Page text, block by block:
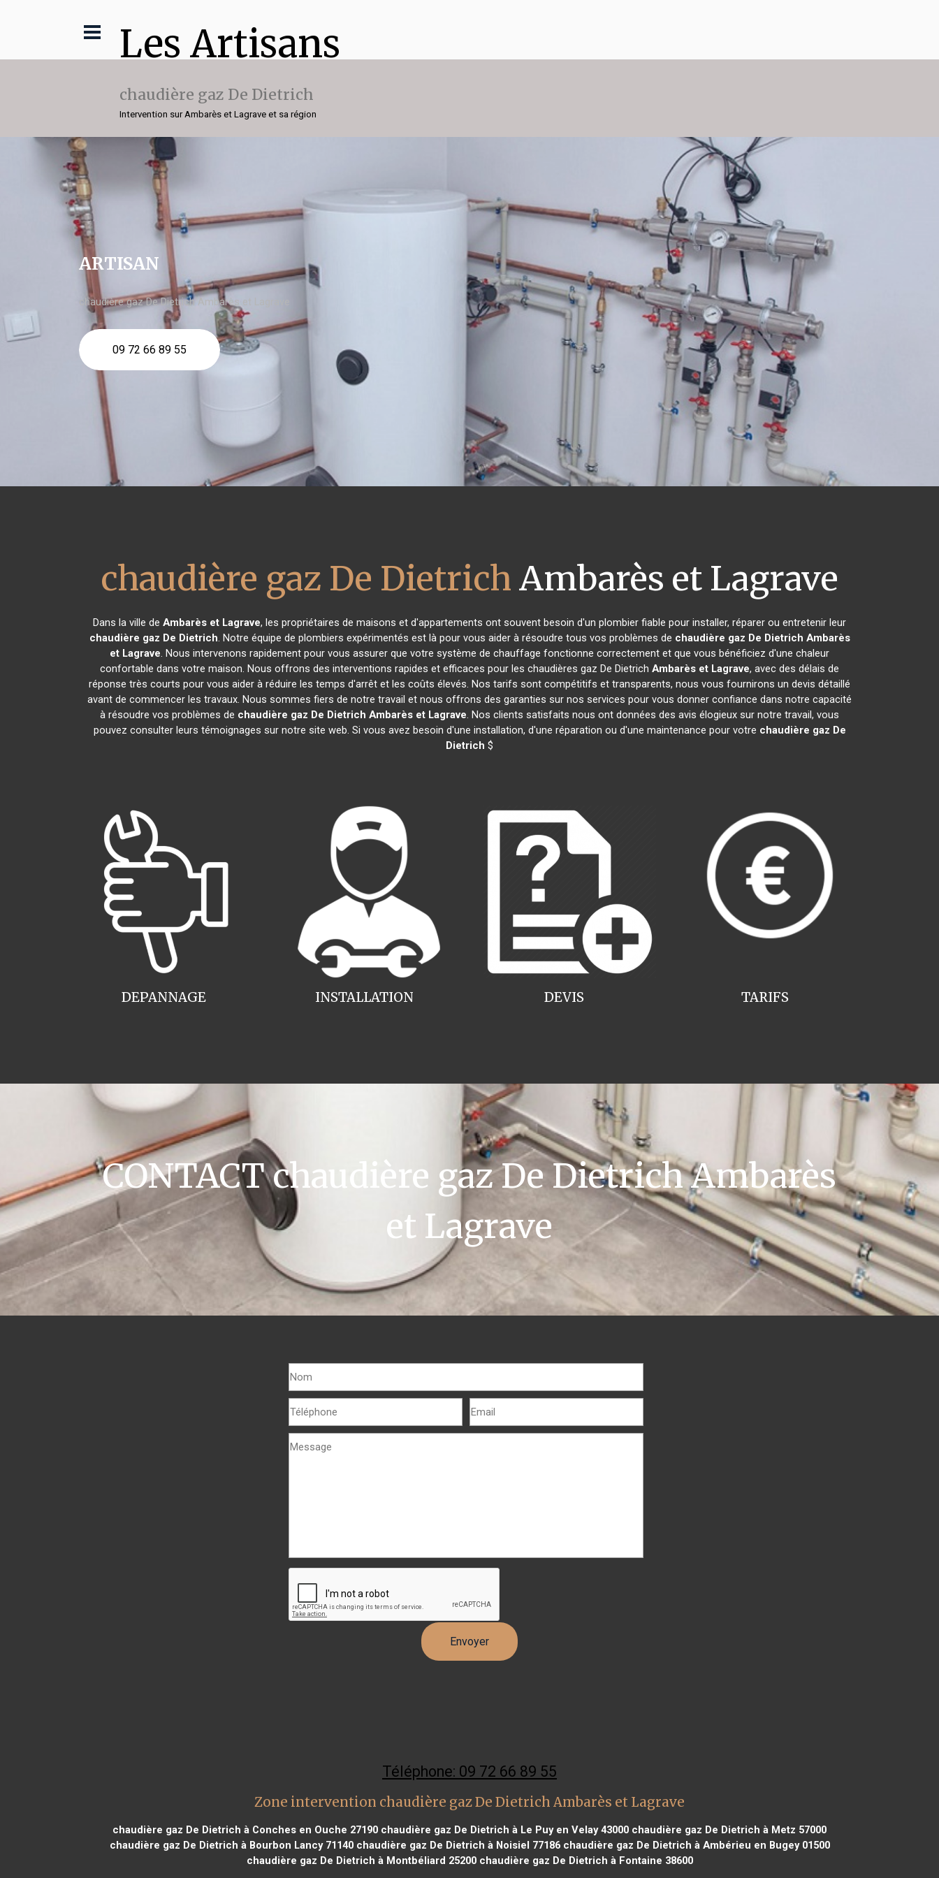
Les Artisans
chaudière gaz De Dietrich
Intervention sur Ambarès et Lagrave et sa région
ARTISAN
chaudière gaz De Dietrich Ambarès et Lagrave
09 72 66 89 55
chaudière gaz De Dietrich Ambarès et Lagrave
Dans la ville de Ambarès et Lagrave, les propriétaires de maisons et d'appartements ont souvent besoin d'un plombier fiable pour installer, réparer ou entretenir leur
chaudière gaz De Dietrich. Notre équipe de plombiers expérimentés est là pour vous aider à résoudre tous vos problèmes de chaudière gaz De Dietrich Ambarès
et Lagrave. Nous intervenons rapidement pour vous assurer que votre système de chauffage fonctionne correctement et que vous bénéficiez d'une chaleur
confortable dans votre maison. Nous offrons des interventions rapides et efficaces pour les chaudières gaz De Dietrich Ambarès et Lagrave, avec des délais de
réponse très courts pour vous aider à réduire les temps d'arrêt et les coûts élevés. Nos tarifs sont compétitifs et transparents, nous vous fournirons un devis détaillé
avant de commencer les travaux. Nous sommes fiers de notre travail et nous offrons des garanties sur nos services pour vous donner confiance dans notre capacité
à résoudre vos problèmes de chaudière gaz De Dietrich Ambarès et Lagrave. Nos clients satisfaits nous ont données des avis élogieux sur notre travail, vous
pouvez consulter leurs témoignages sur notre site web. Si vous avez besoin d'une installation, d'une réparation ou d'une maintenance pour votre chaudière gaz De
Dietrich $
INSTALLATION
DEPANNAGE TARIFS
DEVIS
CONTACT chaudière gaz De Dietrich Ambarès
et Lagrave
Téléphone: 09 72 66 89 55
Zone intervention chaudière gaz De Dietrich Ambarès et Lagrave
chaudière gaz De Dietrich à Conches en Ouche 27190 chaudière gaz De Dietrich à Le Puy en Velay 43000 chaudière gaz De Dietrich à Metz 57000
chaudière gaz De Dietrich à Bourbon Lancy 71140chaudière gaz De Dietrich à Noisiel 77186chaudière gaz De Dietrich à Ambérieu en Bugey 01500
chaudière gaz De Dietrich à Montbéliard 25200chaudière gaz De Dietrich à Fontaine 38600